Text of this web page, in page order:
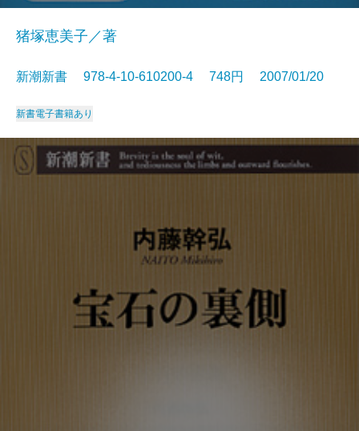
猪塚恵美子／著
新潮新書 978-4-10-610200-4 748円 2007/01/20
新書電子書籍あり